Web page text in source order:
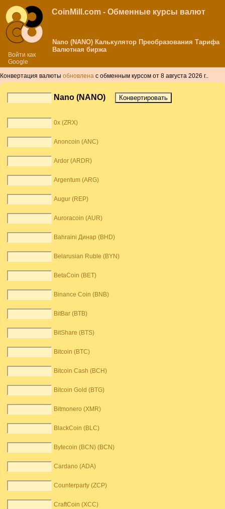
Войти как
Google
CoinMill.com - Обменные курсы валют
Nano (NANO) Калькулятор Преобразования Тарифа
Валютная биржа
Конвертация валюты обновлена с обменным курсом от 8 августа 2026 г..
Nano (NANO)
0x (ZRX)
Anoncoin (ANC)
Ardor (ARDR)
Argentum (ARG)
Augur (REP)
Auroracoin (AUR)
Bahraini Динар (BHD)
Belarusian Ruble (BYN)
BetaCoin (BET)
Binance Coin (BNB)
BitBar (BTB)
BitShare (BTS)
Bitcoin (BTC)
Bitcoin Cash (BCH)
Bitcoin Gold (BTG)
Bitmonero (XMR)
BlackCoin (BLC)
Bytecoin (BCN) (BCN)
Cardano (ADA)
Counterparty (ZCP)
CraftCoin (XCC)